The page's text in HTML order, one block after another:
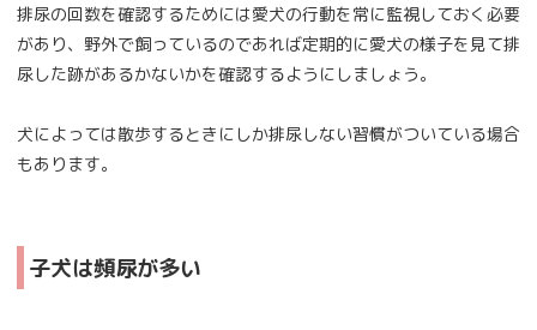
排尿の回数を確認するためには愛犬の行動を常に監視しておく必要
があり、野外で飼っているのであれば定期的に愛犬の様子を見て排
尿した跡があるかないかを確認するようにしましょう。
犬によっては散歩するときにしか排尿しない習慣がついている場合
もあります。
子犬は頻尿が多い